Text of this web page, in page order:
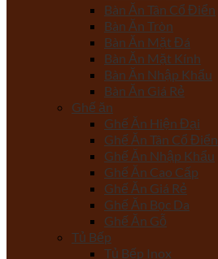
Bàn Ăn Tân Cổ Điển
Bàn Ăn Tròn
Bàn Ăn Mặt Đá
Bàn Ăn Mặt Kính
Bàn Ăn Nhập Khẩu
Bàn Ăn Giá Rẻ
Ghế ăn
Ghế Ăn Hiện Đại
Ghế Ăn Tân Cổ Điển
Ghế Ăn Nhập Khẩu
Ghế Ăn Cao Cấp
Ghế Ăn Giá Rẻ
Ghế Ăn Bọc Da
Ghế Ăn Gỗ
Tủ Bếp
Tủ Bếp Inox